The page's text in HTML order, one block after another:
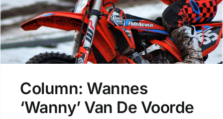
Column: Wannes
‘Wanny’ Van De Voorde